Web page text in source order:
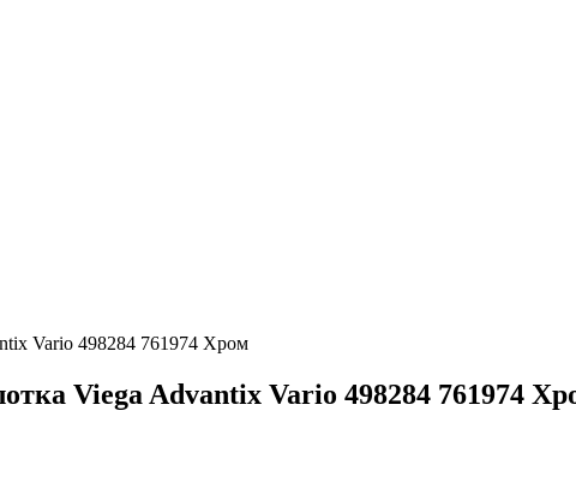
Vario 498284 761974 Хром
Viega Advantix Vario 498284 761974